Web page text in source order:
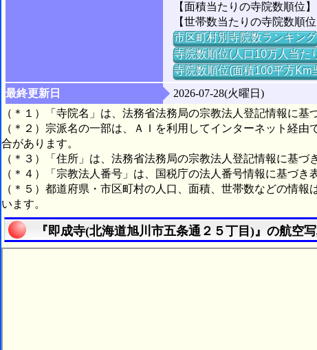
【面積当たりの寺院数順位
【世帯数当たりの寺院数順
市区町村別寺院数ランキング
寺院数順位(人口10万人当た
寺院数順位(面積100平方Km
最終更新日
2026-07-28(火曜日)
（＊１）「寺院名」は、法務省法務局の宗教法人登記情報に基
（＊２）宗派名の一部は、ＡＩを利用してインターネット経
合があります。
（＊３）「住所」は、法務省法務局の宗教法人登記情報に基づ
（＊４）「宗教法人番号」は、国税庁の法人番号情報に基づき
（＊５）都道府県・市区町村の人口、面積、世帯数などの情
います。
『即成寺(北海道旭川市五条通２５丁目)』の航空